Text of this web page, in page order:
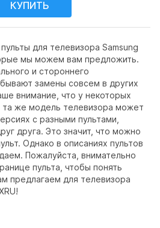
для телевизора Samsung
мы можем вам предложить.
и стороннего
замены совсем в других
внимание, что у некоторых
та же модель телевизора может
с разными пультами,
друга. Это значит, что можно
Однако в описаниях пультов
Пожалуйста, внимательно
пульта, чтобы понять
предлагаем для телевизора